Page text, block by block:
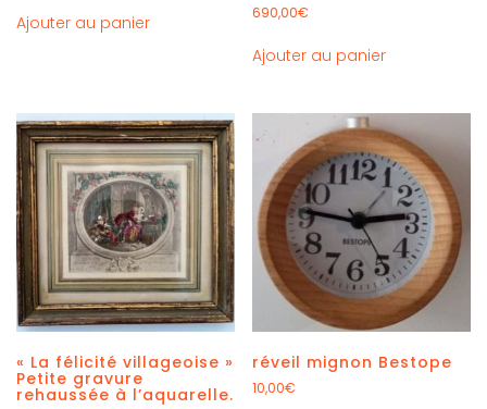
Ajouter au panier 690,00€
Ajouter au panier
« La félicité villageoise »
Petite gravure
rehaussée à l’aquarelle.
réveil mignon Bestope
10,00€